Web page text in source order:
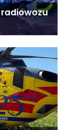
radiowozu